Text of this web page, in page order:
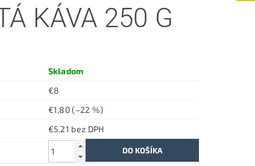
KÁVA 250 G
Skladom
€8
€1,80(–22 %)
€5,21 bez DPH